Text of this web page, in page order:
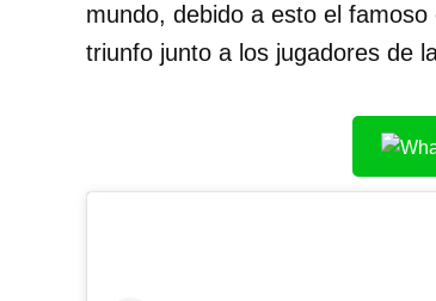
mundo, debido a esto el
triunfo junto a los jugadores de